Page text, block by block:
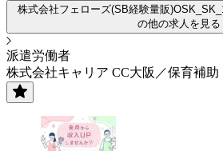
株式会社フェローズ(SB経験量販
の他の求人を見る
派遣労働者
株式会社キャリア CC大阪／保育補助